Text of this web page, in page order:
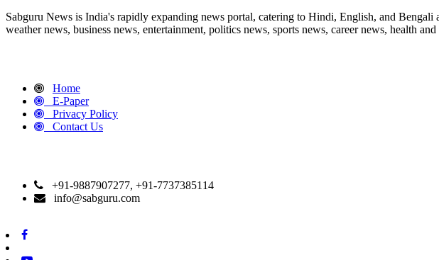
Sabguru News is India's rapidly expanding news portal, catering to Hindi, English, and
weather news, business news, entertainment, politics news, sports news, career news, health
Home
E-Paper
Privacy Policy
Contact Us
+91-9887907277, +91-7737385114
info@sabguru.com